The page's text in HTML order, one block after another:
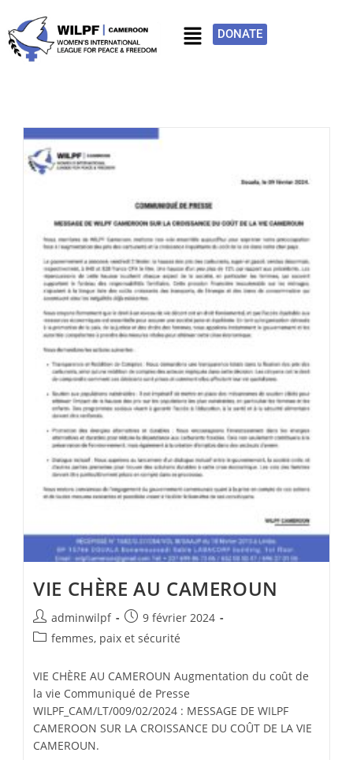
DONATE
VIE CHÈRE AU CAMEROUN
adminwilpf
9 février 2024
femmes, paix et sécurité
VIE CHÈRE AU CAMEROUN Augmentation du coût de
la vie Communiqué de Presse
WILPF_CAM/LT/009/02/2024 : MESSAGE DE WILPF
CAMEROON SUR LA CROISSANCE DU COÛT DE LA VIE
CAMEROUN.